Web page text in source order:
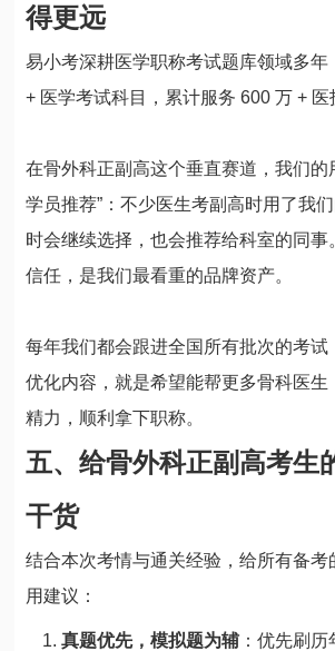
得更远
易小考深耕医学职称考试题库领域多年
+ 医学考试科目，累计服务 600 万 + 医
在骨外科正副高这个垂直赛道，我们的
学员推荐”：不少医生考副高时用了我
时会继续选择，也会推荐给科室的同事
信任，是我们最看重的品牌资产。
每年我们都会跟进全国所有批次的考试
优化内容，就是希望能帮更多骨科医生
精力，顺利拿下职称。
五、给骨外科正副高考生
干货
结合本次考情与通关经验，给所有备考
用建议：
真题优先，模拟题为辅 ：优先刷历